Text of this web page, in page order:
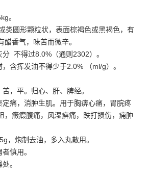
。
类圆形颗粒状，表面棕褐色或黑褐色，有
香气，味苦而微辛。
不得过8.0%（通则2302）。
含挥发油不得少于2.0% （ml/g）。
，平。归心、肝、脾经。
痛，消肿生肌。用于胸痹心痛，胃脘疼
，癥瘕腹痛，风湿痹痛，跌打损伤，痈肿
炮制去油，多入丸散用。
慎用。
。